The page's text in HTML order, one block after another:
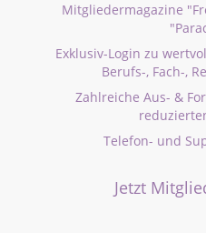
Mitgliedermagazine
Exklusiv-Login zu
Berufs-, Fach-,
Zahlreiche Aus- &
Telefon- und
Jetzt